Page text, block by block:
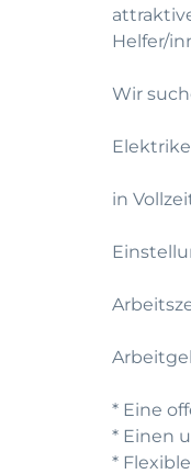
Helfer/
Wir
in
* Eine
* Einen
*